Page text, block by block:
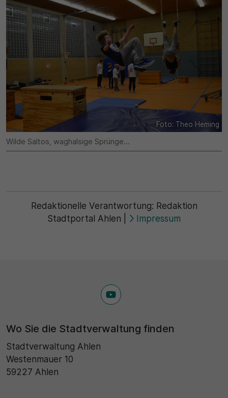
Foto: Theo Heming
Wilde Saltos, waghalsige Sprünge...
Redaktionelle Verantwortung: Redaktion
Stadtportal Ahlen
Impressum
Wo Sie die Stadtverwaltung finden
Stadtverwaltung Ahlen
Westenmauer 10
59227 Ahlen